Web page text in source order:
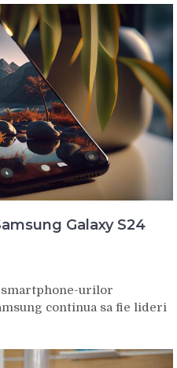
Galaxy S24
urilor
continua sa fie lideri